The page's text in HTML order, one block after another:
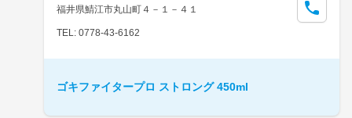
福井県鯖江市丸山町４－１－４１
TEL: 0778-43-6162
ゴキファイタープロ ストロング 450ml